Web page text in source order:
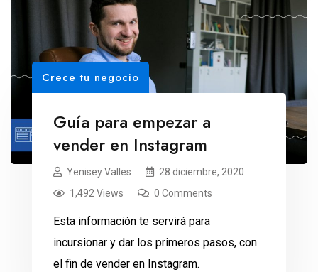
Crece tu negocio
Guía para empezar a
vender en Instagram
Yenisey Valles
28 diciembre, 2020
1,492 Views
0 Comments
Esta información te servirá para
incursionar y dar los primeros pasos, con
el fin de vender en Instagram.